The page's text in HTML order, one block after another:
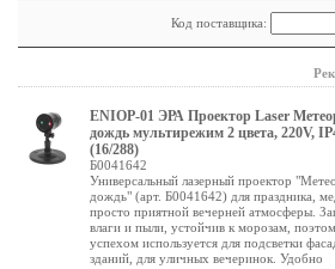
Код поставщика:
ENIOP-01 ЭРА Проектор Laser
дождь мультирежим 2 цвета, 220V,
(16/288)
Б0041642
Универсальный лазерный проектор
дождь" (арт. Б0041642) для праздника,
просто приятной вечерней атмосферы.
влаги и пыли, устойчив к морозам,
успехом используется для подсветки
зданий, для уличных вечеринок. Удобно